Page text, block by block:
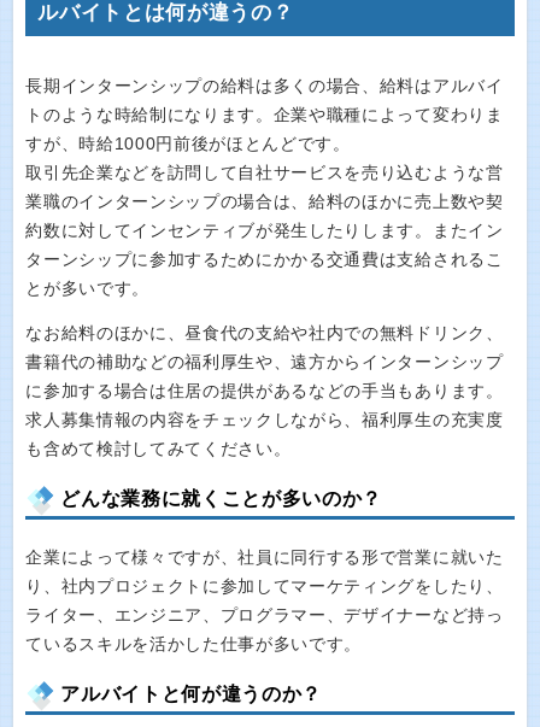
ルバイトとは何が違うの？
長期インターンシップの給料は多くの場合、給料はアルバイ
トのような時給制になります。企業や職種によって変わりま
すが、時給1000円前後がほとんどです。
取引先企業などを訪問して自社サービスを売り込むような営
業職のインターンシップの場合は、給料のほかに売上数や契
約数に対してインセンティブが発生したりします。またイン
ターンシップに参加するためにかかる交通費は支給されるこ
とが多いです。
なお給料のほかに、昼食代の支給や社内での無料ドリンク、
書籍代の補助などの福利厚生や、遠方からインターンシップ
に参加する場合は住居の提供があるなどの手当もあります。
求人募集情報の内容をチェックしながら、福利厚生の充実度
も含めて検討してみてください。
どんな業務に就くことが多いのか？
企業によって様々ですが、社員に同行する形で営業に就いた
り、社内プロジェクトに参加してマーケティングをしたり、
ライター、エンジニア、プログラマー、デザイナーなど持っ
ているスキルを活かした仕事が多いです。
アルバイトと何が違うのか？